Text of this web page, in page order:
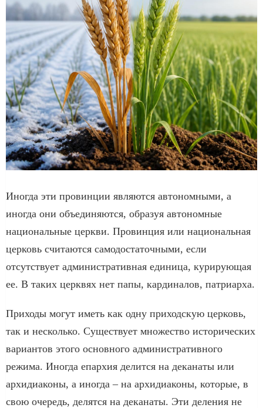
Иногда эти провинции являются автономными, а
иногда они объединяются, образуя автономные
национальные церкви. Провинция или национальная
церковь считаются самодостаточными, если
отсутствует административная единица, курирующая
ее. В таких церквях нет папы, кардиналов, патриарха.
Приходы могут иметь как одну приходскую церковь,
так и несколько. Существует множество исторических
вариантов этого основного административного
режима. Иногда епархия делится на деканаты или
архидиаконы, а иногда – на архидиаконы, которые, в
свою очередь, делятся на деканаты. Эти деления не